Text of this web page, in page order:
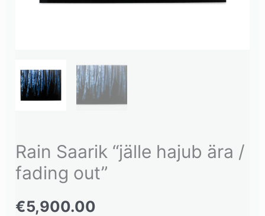
Rain Saarik “jälle hajub ära /
fading out”
€5,900.00